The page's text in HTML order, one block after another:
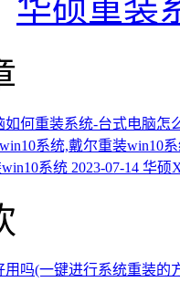
华硕重装
如何重装系统-台式电脑怎
系统,戴尔重装win10
系统 2023-07-14 华硕
吗(一键进行系统重装的